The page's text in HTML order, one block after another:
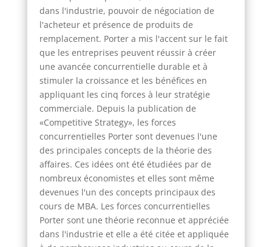
dans l'industrie, pouvoir de négociation de
l'acheteur et présence de produits de
remplacement. Porter a mis l'accent sur le fait
que les entreprises peuvent réussir à créer
une avancée concurrentielle durable et à
stimuler la croissance et les bénéfices en
appliquant les cinq forces à leur stratégie
commerciale. Depuis la publication de
«Competitive Strategy», les forces
concurrentielles Porter sont devenues l'une
des principales concepts de la théorie des
affaires. Ces idées ont été étudiées par de
nombreux économistes et elles sont même
devenues l'un des concepts principaux des
cours de MBA. Les forces concurrentielles
Porter sont une théorie reconnue et appréciée
dans l'industrie et elle a été citée et appliquée